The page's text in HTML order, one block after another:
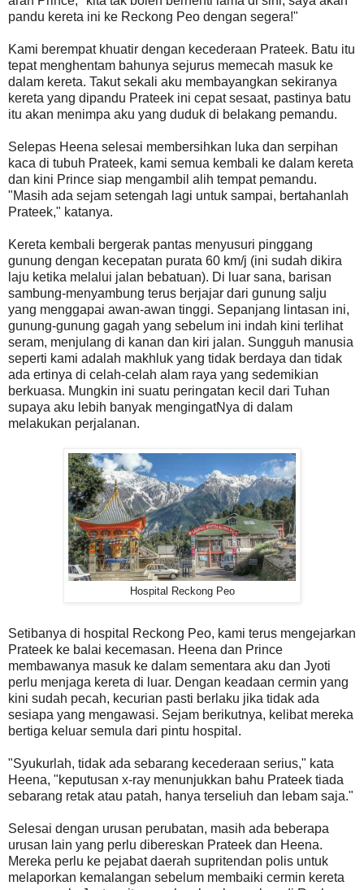
pandu kereta ini ke Reckong Peo dengan segera!"
Kami berempat khuatir dengan kecederaan Prateek. Batu itu
tepat menghentam bahunya sejurus memecah masuk ke
dalam kereta. Takut sekali aku membayangkan sekiranya
kereta yang dipandu Prateek ini cepat sesaat, pastinya batu
itu akan menimpa aku yang duduk di belakang pemandu.
Selepas Heena selesai membersihkan luka dan serpihan
kaca di tubuh Prateek, kami semua kembali ke dalam kereta
dan kini Prince siap mengambil alih tempat pemandu.
"Masih ada sejam setengah lagi untuk sampai, bertahanlah
Prateek," katanya.
Kereta kembali bergerak pantas menyusuri pinggang
gunung dengan kecepatan purata 60 km/j (ini sudah dikira
laju ketika melalui jalan bebatuan). Di luar sana, barisan
sambung-menyambung terus berjajar dari gunung salju
yang menggapai awan-awan tinggi. Sepanjang lintasan ini,
gunung-gunung gagah yang sebelum ini indah kini terlihat
seram, menjulang di kanan dan kiri jalan. Sungguh manusia
seperti kami adalah makhluk yang tidak berdaya dan tidak
ada ertinya di celah-celah alam raya yang sedemikian
berkuasa. Mungkin ini suatu peringatan kecil dari Tuhan
supaya aku lebih banyak mengingatNya di dalam
melakukan perjalanan.
Hospital Reckong Peo
Setibanya di hospital Reckong Peo, kami terus mengejarkan
Prateek ke balai kecemasan. Heena dan Prince
membawanya masuk ke dalam sementara aku dan Jyoti
perlu menjaga kereta di luar. Dengan keadaan cermin yang
kini sudah pecah, kecurian pasti berlaku jika tidak ada
sesiapa yang mengawasi. Sejam berikutnya, kelibat mereka
bertiga keluar semula dari pintu hospital.
"Syukurlah, tidak ada sebarang kecederaan serius," kata
Heena, "keputusan x-ray menunjukkan bahu Prateek tiada
sebarang retak atau patah, hanya terseliuh dan lebam saja."
Selesai dengan urusan perubatan, masih ada beberapa
urusan lain yang perlu dibereskan Prateek dan Heena.
Mereka perlu ke pejabat daerah supritendan polis untuk
melaporkan kemalangan sebelum membaiki cermin kereta